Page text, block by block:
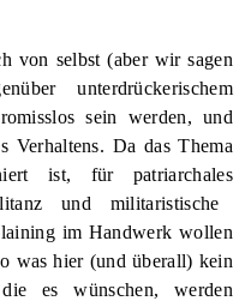
von selbst (aber wir sagen
unterdrückerischem
sein werden, und
Verhaltens. Da das Thema
ist, für patriarchales
und militaristische
im Handwerk wollen
was hier (und überall) kein
es wünschen, werden